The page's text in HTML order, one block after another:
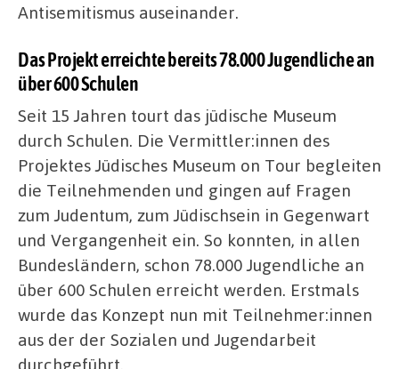
Antisemitismus auseinander.
Das Projekt erreichte bereits 78.000 Jugendliche an
über 600 Schulen
Seit 15 Jahren tourt das jüdische Museum
durch Schulen. Die Vermittler:innen des
Projektes Jüdisches Museum on Tour begleiten
die Teilnehmenden und gingen auf Fragen
zum Judentum, zum Jüdisch­sein in Gegenwart
und Vergangenheit ein. So konnten, in allen
Bundesländern, schon 78.000 Jugendliche an
über 600 Schulen erreicht werden. Erstmals
wurde das Konzept nun mit Teilnehmer:innen
aus der der Sozialen und Jugendarbeit
durchgeführt.